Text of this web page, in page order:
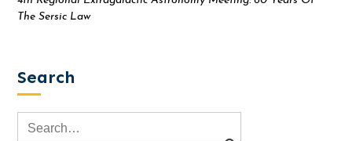
The Sersic Law
Search